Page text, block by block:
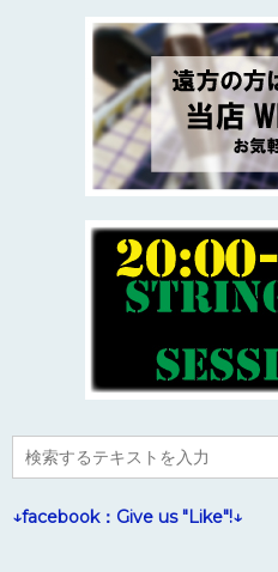
↓facebook：Give us "Like"!↓